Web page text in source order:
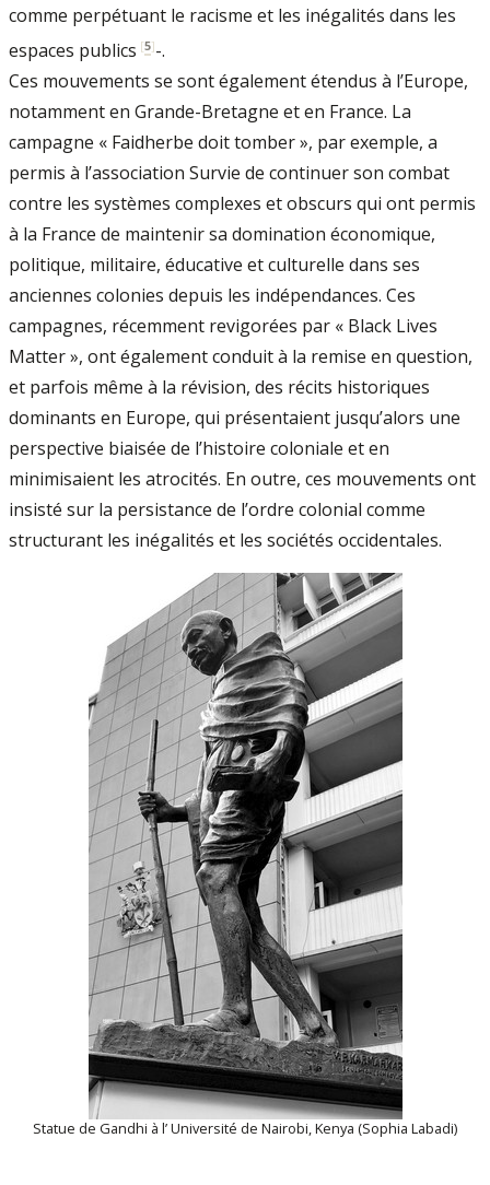
comme perpétuant le racisme et les inégalités dans les
espaces publics [5]-.
Ces mouvements se sont également étendus à l’Europe,
notamment en Grande-Bretagne et en France. La
campagne « Faidherbe doit tomber », par exemple, a
permis à l’association Survie de continuer son combat
contre les systèmes complexes et obscurs qui ont permis
à la France de maintenir sa domination économique,
politique, militaire, éducative et culturelle dans ses
anciennes colonies depuis les indépendances. Ces
campagnes, récemment revigorées par « Black Lives
Matter », ont également conduit à la remise en question,
et parfois même à la révision, des récits historiques
dominants en Europe, qui présentaient jusqu’alors une
perspective biaisée de l’histoire coloniale et en
minimisaient les atrocités. En outre, ces mouvements ont
insisté sur la persistance de l’ordre colonial comme
structurant les inégalités et les sociétés occidentales.
Statue de Gandhi à l’ Université de Nairobi, Kenya (Sophia Labadi)